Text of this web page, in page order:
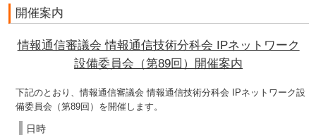
開催案内
情報通信審議会 情報通信技術分科会 IPネットワーク
設備委員会（第89回）開催案内
下記のとおり、情報通信審議会 情報通信技術分科会 IPネットワーク設
備委員会（第89回）を開催します。
日時